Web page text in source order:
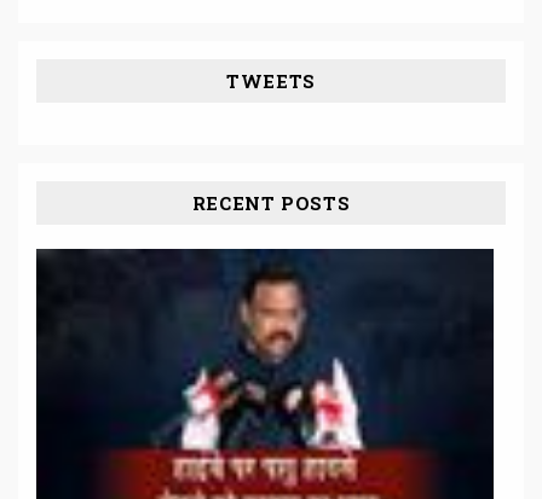
TWEETS
RECENT POSTS